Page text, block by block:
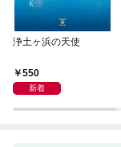
浄土ヶ浜の天使
550
新着